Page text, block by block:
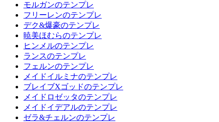
モルガンのテンプレ
フリーレンのテンプレ
デク&爆豪のテンプレ
暁美ほむらのテンプレ
ヒンメルのテンプレ
ランスのテンプレ
フェルンのテンプレ
メイドイルミナのテンプレ
ブレイブXゴッドのテンプレ
メイドロゼッタのテンプレ
メイドイデアルのテンプレ
ゼラ&チェルンのテンプレ